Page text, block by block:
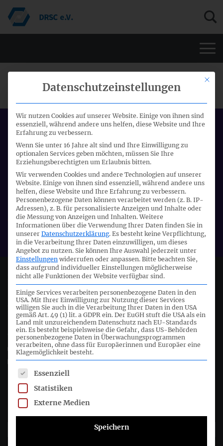
ASAF MEETING
Datum:
07.12.2017 - 08.12.2017
Start:
09:00 Uhr
Ort:
London
Veranstalter:
IASB
Deutsches Rechnungslegungs Standards Committee e.V.
Joachimsthaler Str. 34
10719 Berlin
+49 (0)30 20 64 12 - 0
+49 (0)30 20 64 12 - 15
info@drsc.de
Folgen Sie dem DRSC
Mit
Datenschutzeinstellungen
Wir nutzen Cookies auf unserer Website. Einige von ihnen sind
essenziell, während andere uns helfen, diese Website und Ihre
Erfahrung zu verbessern.
Wenn Sie unter 16 Jahre alt sind und Ihre Einwilligung zu
optionalen Services geben möchten, müssen Sie Ihre
Erziehungsberechtigten um Erlaubnis bitten.
Wir verwenden Cookies und andere Technologien auf unserer
Website. Einige von ihnen sind essenziell, während andere uns
helfen, diese Website und Ihre Erfahrung zu verbessern.
Personenbezogene Daten können verarbeitet werden (z. B. IP-
Adressen), z. B. für personalisierte Anzeigen und Inhalte oder
die Messung von Anzeigen und Inhalten. Weitere
Informationen über die Verwendung Ihrer Daten finden Sie in
unserer Datenschutzerklärung. Es besteht keine Verpflichtung,
in die Verarbeitung Ihrer Daten einzuwilligen, um dieses
Angebot zu nutzen. Sie können Ihre Auswahl jederzeit unter
Einstellungen widerrufen oder anpassen. Bitte beachten Sie,
dass aufgrund individueller Einstellungen möglicherweise
nicht alle Funktionen der Website verfügbar sind.
Einige Services verarbeiten personenbezogene Daten in den
USA. Mit Ihrer Einwilligung zur Nutzung dieser Services
willigen Sie auch in die Verarbeitung Ihrer Daten in den USA
gemäß Art. 49 (1) lit. a GDPR ein. Der EuGH stuft die USA als ein
Land mit unzureichendem Datenschutz nach EU-Standards
ein. Es besteht beispielsweise die Gefahr, dass US-Behörden
personenbezogene Daten in Überwachungsprogrammen
verarbeiten, ohne dass für Europäerinnen und Europäer eine
Klagemöglichkeit besteht.
Es folgt eine Liste der Service-Gruppen, für die eine
Essenziell
Statistiken
Externe Medien
Speichern